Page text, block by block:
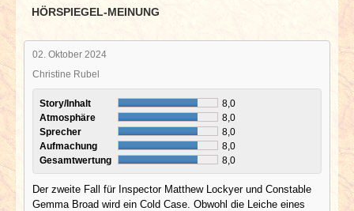
HÖRSPIEGEL-MEINUNG
02. Oktober 2024
Christine Rubel
Story/Inhalt
8,0
Atmosphäre
8,0
Sprecher
8,0
Aufmachung
8,0
Gesamtwertung
8,0
Der zweite Fall für Inspector Matthew Lockyer und Constable
Gemma Broad wird ein Cold Case. Obwohl die Leiche eines